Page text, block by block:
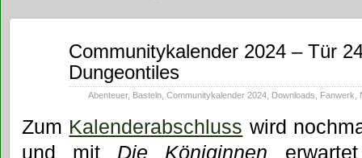
Communitykalender 2024 – Tür
Dungeontiles
Abenteuer, Basteln Communitykalender 2024 Downloads Fanwerk
Zum Kalenderabschluss wird
und mit Die Königinnen